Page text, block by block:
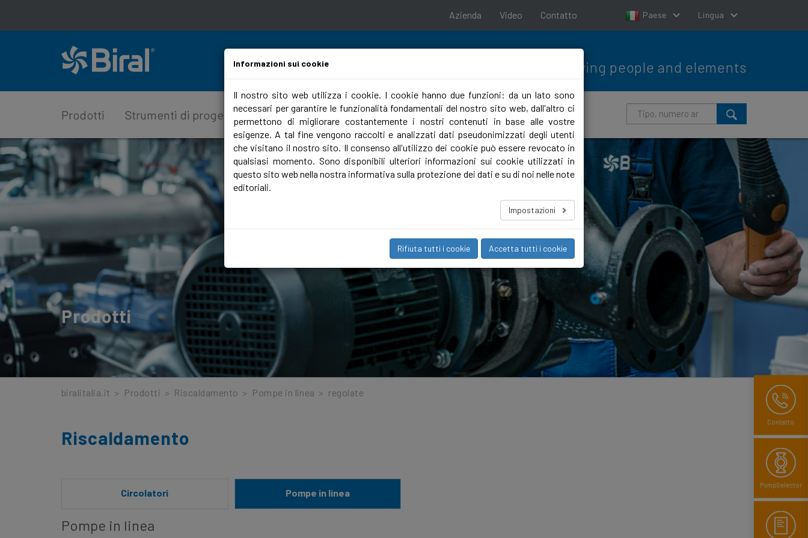
Paese Lingua
Azienda Video Contatto
Moving people and elements
Prodotti Strumenti di progettazione Campus
Contatto
PumpSelector
Prodotti
biralitalia.it > Prodotti > Riscaldamento > Pompe in linea > regolate
Riscaldamento
Circolatori Pompe in linea
Pompe in linea
Informazioni sui cookie
Il nostro sito web utilizza i cookie. I cookie hanno due funzioni: da un lato sono
necessari per garantire le funzionalità fondamentali del nostro sito web, dall'altro ci
permettono di migliorare costantemente i nostri contenuti in base alle vostre
esigenze. A tal fine vengono raccolti e analizzati dati pseudonimizzati degli utenti
che visitano il nostro sito. Il consenso all'utilizzo dei cookie può essere revocato in
qualsiasi momento. Sono disponibili ulteriori informazioni sui cookie utilizzati in
questo sito web nella nostra informativa sulla protezione dei dati e su di noi nelle note
editoriali.
Impostazioni
Rifiuta tutti i cookie Accetta tutti i cookie